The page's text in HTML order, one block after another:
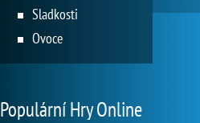
Sladkosti
Ovoce
Populární Hry Online